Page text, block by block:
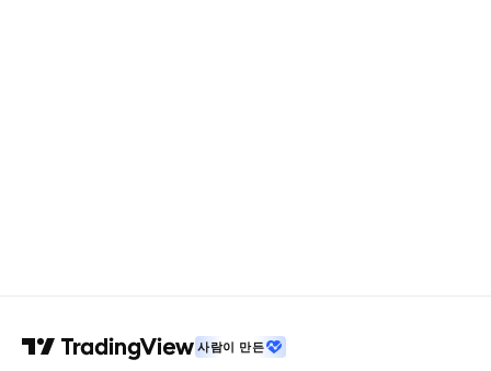
사람이 만든